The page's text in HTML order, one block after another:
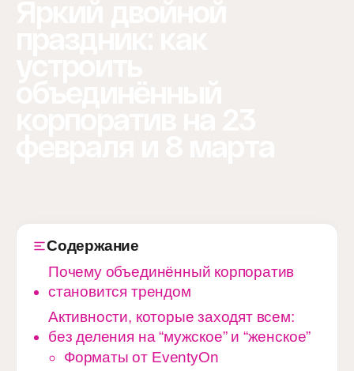
Содержание
Почему объединённый корпоратив
становится трендом
Активности, которые заходят всем:
без деления на “мужское” и “женское”
Форматы от EventyOn